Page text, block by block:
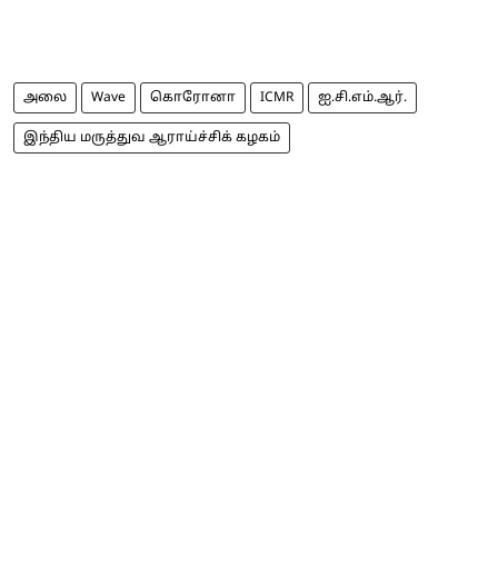
அலை Wave கொரோனா ICMR ஐ.சி.எம்.ஆர்.
இந்திய மருத்துவ ஆராய்ச்சிக் கழகம்